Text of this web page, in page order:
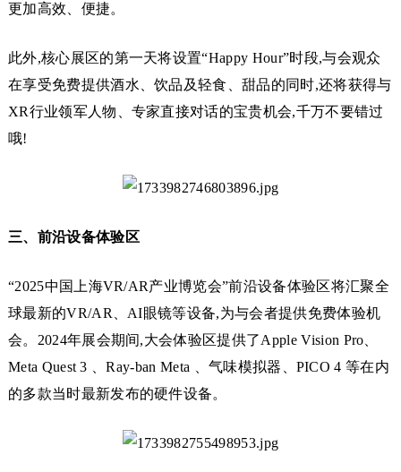
更加高效、便捷。
此外,核心展区的第一天将设置“Happy Hour”时段,与会观众
在享受免费提供酒水、饮品及轻食、甜品的同时,还将获得与
XR行业领军人物、专家直接对话的宝贵机会,千万不要错过
哦!
三、前沿设备体验区
“2025中国上海VR/AR产业博览会”前沿设备体验区将汇聚全
球最新的VR/AR、AI眼镜等设备,为与会者提供免费体验机
会。2024年展会期间,大会体验区提供了Apple Vision Pro、
Meta Quest 3 、Ray-ban Meta 、气味模拟器、PICO 4 等在内
的多款当时最新发布的硬件设备。